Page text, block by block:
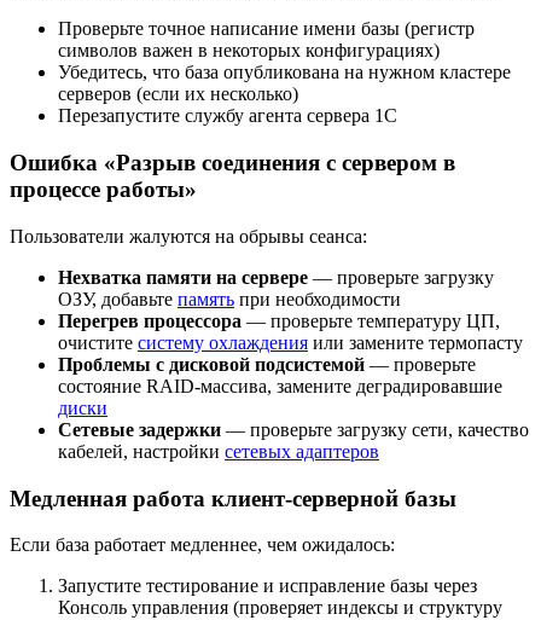
Проверьте точное написание имени базы (регистр
символов важен в некоторых конфигурациях)
Убедитесь, что база опубликована на нужном кластере
серверов (если их несколько)
Перезапустите службу агента сервера 1С
Ошибка «Разрыв соединения с сервером в
процессе работы»
Пользователи жалуются на обрывы сеанса:
Нехватка памяти на сервере — проверьте загрузку
ОЗУ, добавьте память при необходимости
Перегрев процессора — проверьте температуру ЦП,
очистите систему охлаждения или замените термопасту
Проблемы с дисковой подсистемой — проверьте
состояние RAID-массива, замените деградировавшие
диски
Сетевые задержки — проверьте загрузку сети, качество
кабелей, настройки сетевых адаптеров
Медленная работа клиент-серверной базы
Если база работает медленнее, чем ожидалось:
Запустите тестирование и исправление базы через
Консоль управления (проверяет индексы и структуру